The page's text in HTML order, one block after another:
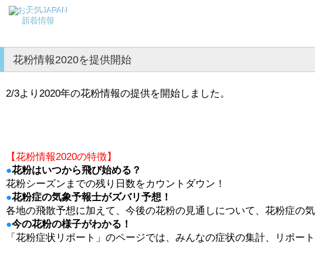
新着情報
花粉情報2020を提供開始
2/3より2020年の花粉情報の提供を開始しました。
【花粉情報2020の特徴】
●花粉はいつから飛び始める？
花粉シーズンまでの残り日数をカウントダウン！
●花粉症の気象予報士がズバリ予想！
各地の飛散予想に加えて、今後の花粉の見通しについて、花粉症の
●今の花粉の様子がわかる！
「花粉症状リポート」のページでは、みんなの症状の集計、リポー